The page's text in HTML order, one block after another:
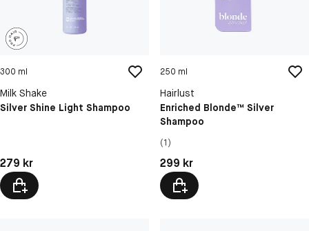
300 ml
Milk Shake
Silver Shine Light Shampoo
Pris: 279 kr
279 kr
250 ml
Hairlust
Enriched Blonde™ Silver
Shampoo
(1)
Pris: 299 kr
299 kr